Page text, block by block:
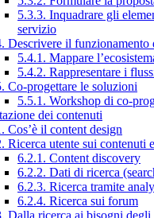
5.3.3. Inquadrare gli
servizio
Descrivere il funzionamento
5.4.1. Mappare
5.4.2. Rappresentare i
Co-progettare le soluzioni
5.5.1. Workshop di co-
dei contenuti
Cos’è il content design
Ricerca utente sui contenuti
6.2.1. Content discovery
6.2.2. Dati di ricerca
6.2.3. Ricerca tramite
6.2.4. Ricerca sui forum
Dalla ricerca ai bisogni degli